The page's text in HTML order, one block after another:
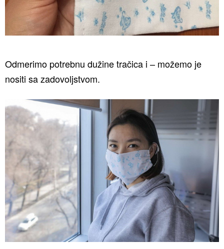
Odmerimo potrebnu dužine tračica i – možemo je
nositi sa zadovoljstvom.